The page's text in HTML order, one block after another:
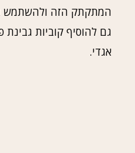
המתקתק הזה ולהשתמש
גם להוסיף קוביות
אגדי.